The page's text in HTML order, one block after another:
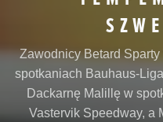
Zawodnicy Betard
spotkaniach Bauhaus-
Dackarnę Malillę w
Vastervik Speedway, a